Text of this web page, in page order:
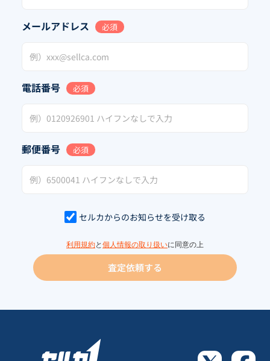
メールアドレス 必須
電話番号 必須
郵便番号 必須
セルカからのお知らせを受け取る
利用規約と 個人情報の取り扱いに同意の上
査定依頼する